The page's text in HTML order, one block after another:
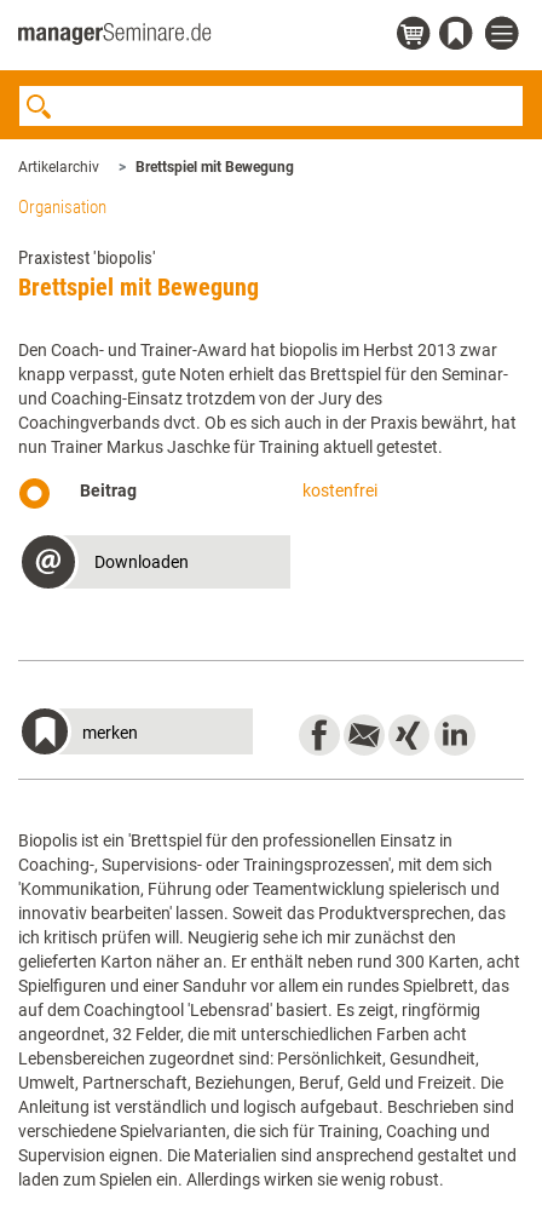
Artikelarchiv Brettspiel mit Bewegung
Organisation
Praxistest 'biopolis'
Brettspiel mit Bewegung
Den Coach- und Trainer-Award hat biopolis im Herbst 2013 zwar
knapp verpasst, gute Noten erhielt das Brettspiel für den Seminar-
und ­Coaching-Einsatz trotzdem von der Jury des
Coachingverbands dvct. ­­Ob es sich auch in der Praxis bewährt, hat
nun Trainer Markus Jaschke für Training aktuell getestet.
Beitrag kostenfrei
Downloaden
merken
Biopolis ist ein 'Brettspiel für den professionellen Einsatz in
Coaching-, Supervisions- oder Trainingsprozessen', mit dem sich
'Kommunikation, Führung oder Teamentwicklung spielerisch und
innovativ bearbeiten' lassen. Soweit das Produktversprechen, das
ich kritisch prüfen will. Neugierig sehe ich mir zunächst den
gelieferten Karton näher an. Er enthält neben rund 300 Karten, acht
Spielfiguren und einer Sanduhr vor allem ein rundes Spielbrett, das
auf dem Coachingtool 'Lebensrad' basiert. Es zeigt, ringförmig
angeordnet, 32 Felder, die mit unterschiedlichen Farben acht
Lebensbereichen zugeordnet sind: Persönlichkeit, Gesundheit,
Umwelt, Partnerschaft, Beziehungen, Beruf, Geld und Freizeit. Die
Anleitung ist verständlich und logisch aufgebaut. Beschrieben sind
verschiedene Spielvarianten, die sich für Training, Coaching und
Supervision eignen. Die Materialien sind ansprechend gestaltet und
laden zum Spielen ein. Allerdings wirken sie wenig robust.